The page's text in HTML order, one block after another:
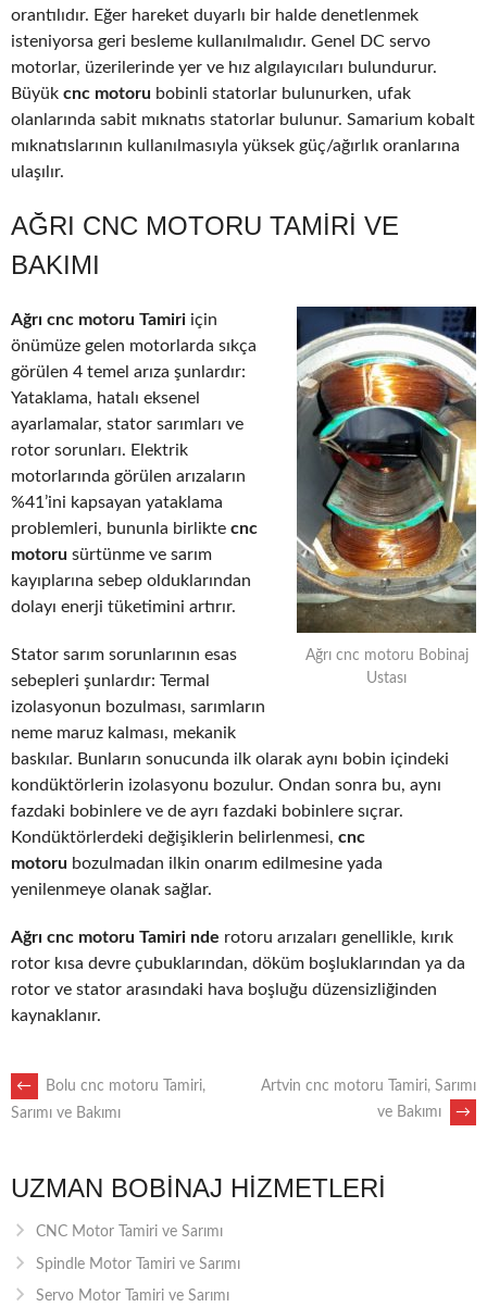
orantılıdır. Eğer hareket duyarlı bir halde denetlenmek
isteniyorsa geri besleme kullanılmalıdır. Genel DC servo
motorlar, üzerilerinde yer ve hız algılayıcıları bulundurur.
Büyük cnc motoru bobinli statorlar bulunurken, ufak
olanlarında sabit mıknatıs statorlar bulunur. Samarium kobalt
mıknatıslarının kullanılmasıyla yüksek güç/ağırlık oranlarına
ulaşılır.
AĞRI CNC MOTORU TAMIRI VE
BAKIMI
Ağrı cnc motoru Bobinaj
Ustası
Ağrı cnc motoru Tamiri için
önümüze gelen motorlarda sıkça
görülen 4 temel arıza şunlardır:
Yataklama, hatalı eksenel
ayarlamalar, stator sarımları ve
rotor sorunları. Elektrik
motorlarında görülen arızaların
%41’ini kapsayan yataklama
problemleri, bununla birlikte cnc
motoru sürtünme ve sarım
kayıplarına sebep olduklarından
dolayı enerji tüketimini artırır.
Stator sarım sorunlarının esas
sebepleri şunlardır: Termal
izolasyonun bozulması, sarımların
neme maruz kalması, mekanik
baskılar. Bunların sonucunda ilk olarak aynı bobin içindeki
kondüktörlerin izolasyonu bozulur. Ondan sonra bu, aynı
fazdaki bobinlere ve de ayrı fazdaki bobinlere sıçrar.
Kondüktörlerdeki değişiklerin belirlenmesi, cnc
motoru bozulmadan ilkin onarım edilmesine yada
yenilenmeye olanak sağlar.
Ağrı cnc motoru Tamiri nde rotoru arızaları genellikle, kırık
rotor kısa devre çubuklarından, döküm boşluklarından ya da
rotor ve stator arasındaki hava boşluğu düzensizliğinden
kaynaklanır.
POST
←
Bolu cnc motoru Tamiri,
Sarımı ve Bakımı
Artvin cnc motoru Tamiri, Sarımı
ve Bakımı
→
UZMAN BOBINAJ HIZMETLERI
CNC Motor Tamiri ve Sarımı
Spindle Motor Tamiri ve Sarımı
Servo Motor Tamiri ve Sarımı